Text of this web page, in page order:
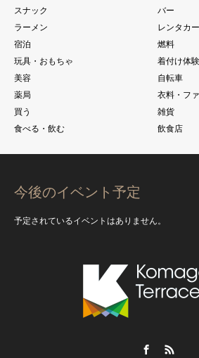
スナック
バー
ラーメン
レンタカー
宿泊
燃料
玩具・おもちゃ
着付け体験
美容
自転車
薬局
衣料・フ
買う
雑貨
食べる・飲む
飲食店
今後のイベント予定
予定されているイベントはありません。